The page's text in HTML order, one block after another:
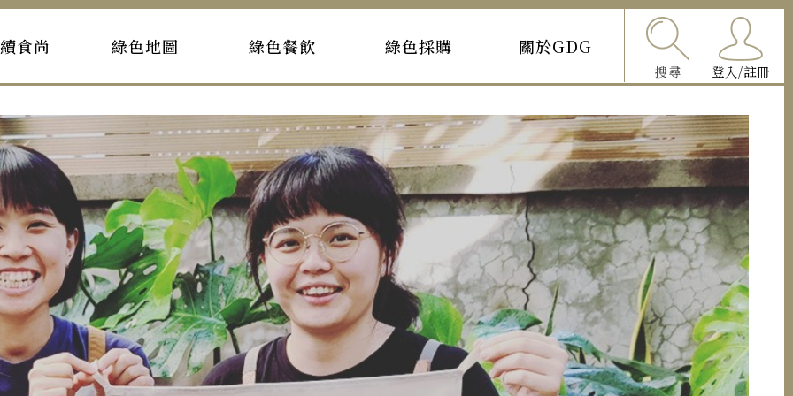
搜尋 登入/註冊
食尚 綠色地圖 綠色餐飲 綠色採購 關於GDG